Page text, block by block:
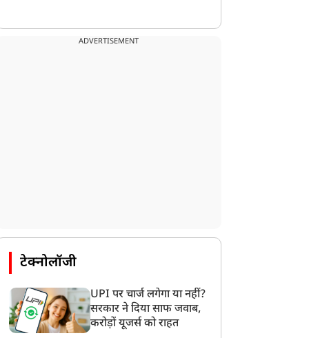
ADVERTISEMENT
टेक्नोलॉजी
UPI पर चार्ज लगेगा या नहीं?
सरकार ने दिया साफ जवाब,
करोड़ों यूजर्स को राहत